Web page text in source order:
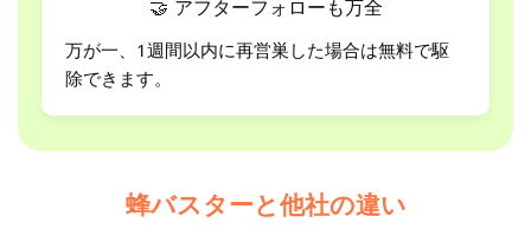
🤝 アフターフォローも万全
万が一、1週間以内に再営巣した場合は無料で駆
除できます。
蜂バスターと他社の違い